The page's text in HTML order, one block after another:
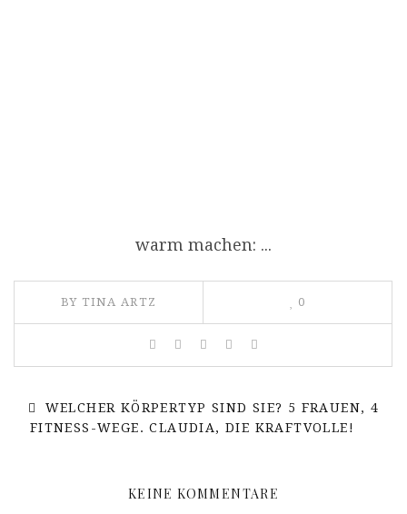
warm machen: ...
BY TINA ARTZ 0
WELCHER KÖRPERTYP SIND SIE? 5 FRAUEN, 4
FITNESS-WEGE. CLAUDIA, DIE KRAFTVOLLE!
KEINE KOMMENTARE